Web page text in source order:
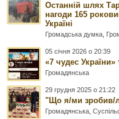
Останній шлях
нагоди 165
Україні
Громадська думка
05 січня 2026 о 20:39
«7 чудес України»
Громадянська
29 грудня 2025 о 21:22
"Що я/ми зробив/
Громадянська ,